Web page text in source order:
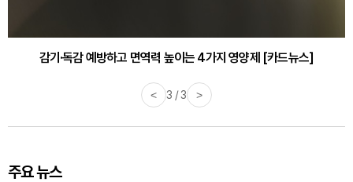
감기·독감 예방하고 면역력 높이는 4가지 영양제 [카드뉴스]
< 3 / 3 >
주요 뉴스